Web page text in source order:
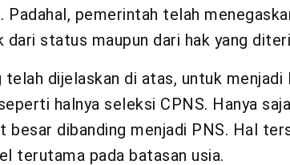
Padahal, pemerintah telah
dari status maupun dari hak yang
telah dijelaskan di atas, untuk
halnya seleksi CPNS. Hanya
besar dibanding menjadi PNS. Hal
terutama pada batasan usia.